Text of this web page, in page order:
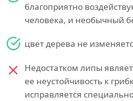
благоприятно
человека, и необычный
цвет дерева не
Недостатком липы
ее неустойчивость к
исправляется